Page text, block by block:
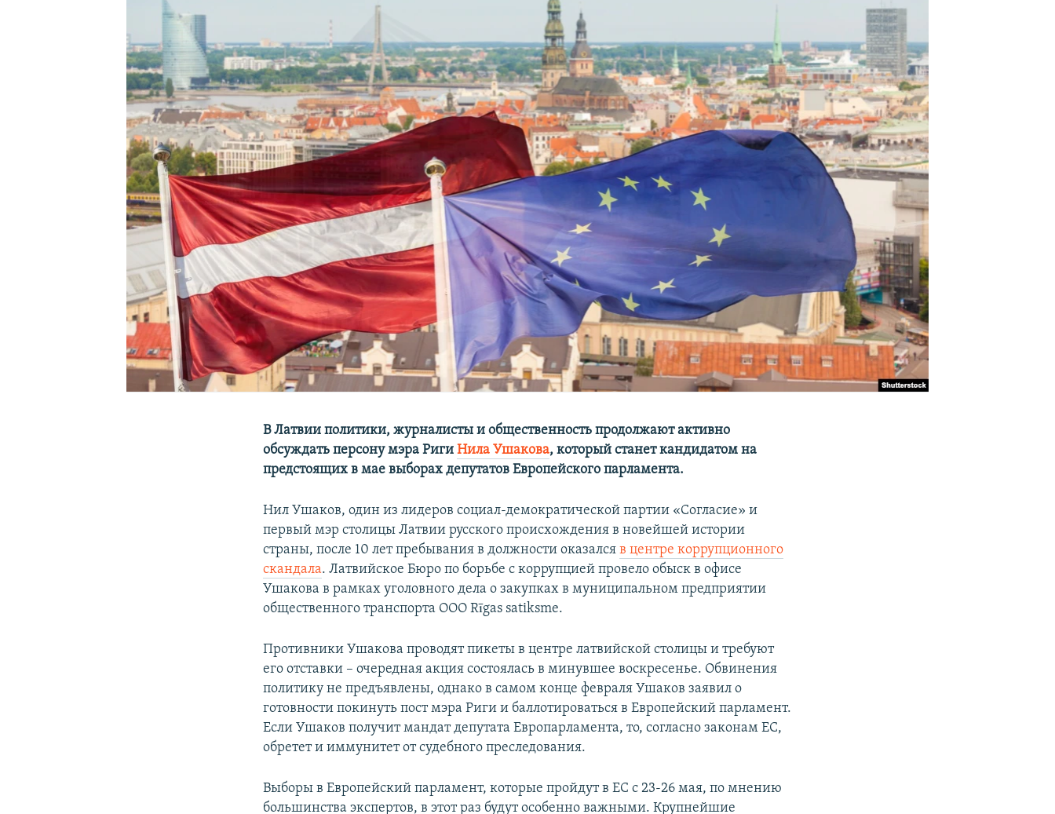
УКРАИНСКАЯ ПРОБЛЕМА КРЫМА
В Латвии политики, журналисты и общественность продолжают активно
обсуждать персону мэра РигиНила Ушакова, который станет кандидатом на
предстоящих в мае выборах депутатов Европейского парламента.
Нил Ушаков, один из лидеров социал-демократической партии «Согласие» и
первый мэр столицы Латвии русского происхождения в новейшей истории
страны, после 10 лет пребывания в должности оказалсяв центре коррупционного
скандала. Латвийское Бюро по борьбе с коррупцией провело обыск в офисе
Ушакова в рамках уголовного дела о закупках в муниципальном предприятии
общественного транспорта ООО Rīgas satiksme.
Противники Ушакова проводят пикеты в центре латвийской столицы и требуют
его отставки – очередная акция состоялась в минувшее воскресенье. Обвинения
политику не предъявлены, однако в самом конце февраля Ушаков заявил о
готовности покинуть пост мэра Риги и баллотироваться в Европейский парламент.
Если Ушаков получит мандат депутата Европарламента, то, согласно законам ЕС,
обретет и иммунитет от судебного преследования.
Выборы в Европейский парламент, которые пройдут в ЕС с 23-26 мая, по мнению
большинства экспертов, в этот раз будут особенно важными. Крупнейшие